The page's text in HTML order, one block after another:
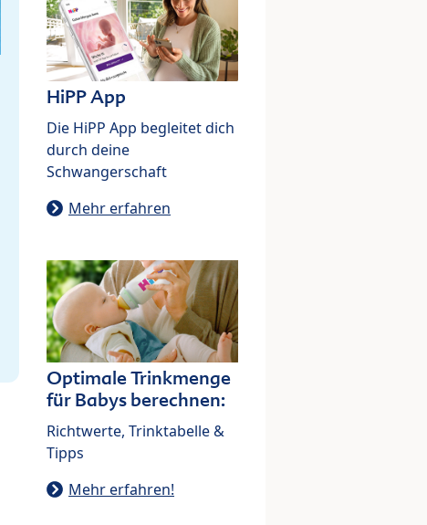
HiPP App
Die HiPP App begleitet dich
durch deine
Schwangerschaft
Mehr erfahren
Optimale Trinkmenge
für Babys berechnen:
Richtwerte, Trinktabelle &
Tipps
Mehr erfahren!